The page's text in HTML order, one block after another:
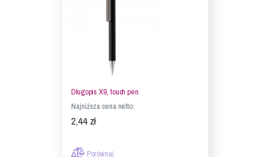
Długopis X9, touch pen
Najniższa cena netto:
2,44 zł
Porównaj